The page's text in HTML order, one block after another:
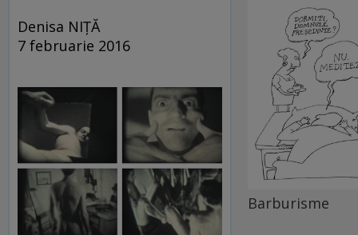
Denisa NIŢĂ
7 februarie 2016
Barburisme